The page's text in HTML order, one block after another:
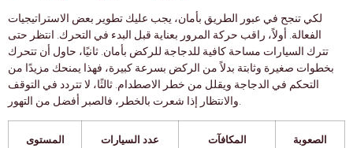
لكي تنجح في عبور الطريق بأمان، يجب عليك تطوير بعض الاستراتيجيات
الفعالة. أولاً، راقب حركة المرور بعناية قبل البدء في التحرك. انتظر حتى
تترك السيارات مساحة كافية للدجاجة للركض بأمان. ثانيًا، حاول أن تتحرك
بخطوات صغيرة وثابتة بدلاً من الركض بسرعة كبيرة، فهذا يمنحك مزيدًا من
التحكم في الدجاجة ويقلل من خطر الاصطدام. ثالثًا، لا تتردد في التوقف
والانتظار إذا شعرت بالخطر، فالصبر أفضل من التهور.
المستوى عدد السيارات المكافآت الصعوبة